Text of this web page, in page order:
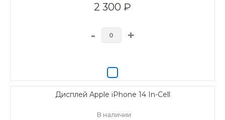
2 300 ₽
- +
Дисплей Apple iPhone 14 In-Cell
В наличии